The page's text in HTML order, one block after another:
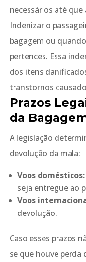
necessários até que
Indenizar o
bagagem ou
pertences. Essa
dos itens
transtornos
Prazos
da
A legislação
devolução da mala:
Voos domésticos:
seja entregue ao
Voos
devolução.
Caso esses prazos
se que houve perda